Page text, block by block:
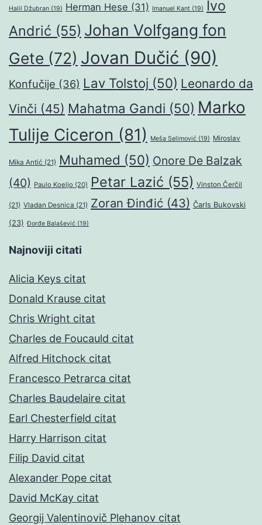
Halil Džubran (19) Herman Hese (31) Imanuel Kant (19)
Ivo
Andrić (55) Johan Volfgang fon
Gete (72) Jovan Dučić (90)
Konfučije (36) Lav Tolstoj (50) Leonardo da
Vinči (45) Mahatma Gandi (50) Marko
Tulije Ciceron (81) Meša Selimović (19) Miroslav
Mika Antić (21) Muhamed (50) Onore De Balzak
(40) Paulo Koeljo (20) Petar Lazić (55) Vinston Čerčil
(21) Vladan Desnica (21) Zoran Đinđić (43) Čarls Bukovski
(23) Đorđe Balašević (19)
Najnoviji citati
Alicia Keys citat
Donald Krause citat
Chris Wright citat
Charles de Foucauld citat
Alfred Hitchock citat
Francesco Petrarca citat
Charles Baudelaire citat
Earl Chesterfield citat
Harry Harrison citat
Filip David citat
Alexander Pope citat
David McKay citat
Georgij Valentinovič Plehanov citat